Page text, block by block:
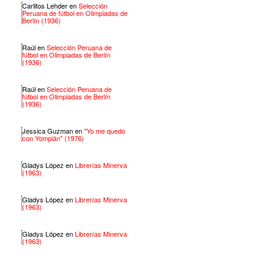
Carlitos LehderenSelección
Peruana de fútbol en Olimpiadas de
Berlín (1936)
RaúlenSelección Peruana de
fútbol en Olimpiadas de Berlín
(1936)
RaúlenSelección Peruana de
fútbol en Olimpiadas de Berlín
(1936)
Jessica Guzmanen"Yo me quedo
con Yompián" (1976)
Gladys López enLibrerías Minerva
(1963)
Gladys López enLibrerías Minerva
(1963)
Gladys López enLibrerías Minerva
(1963)